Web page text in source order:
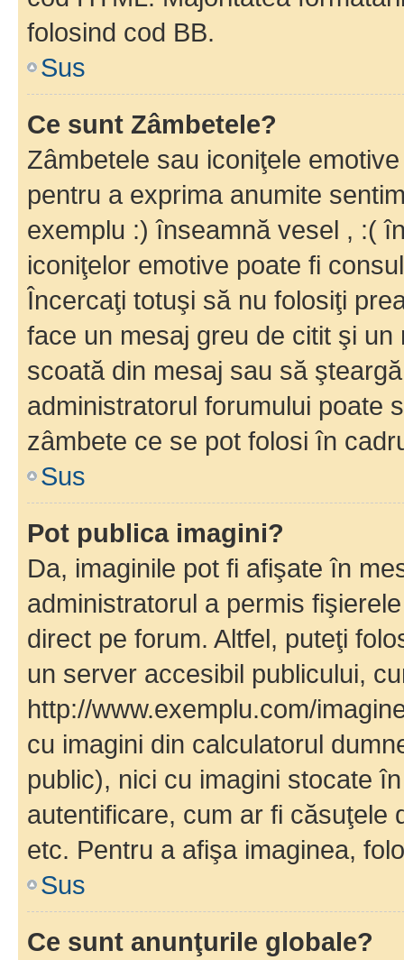
folosind cod BB.
Sus
Ce sunt Zâmbetele?
Zâmbetele sau iconiţele
pentru a exprima anumite
exemplu :) înseamnă vesel , :(
iconiţelor emotive poate fi
Încercaţi totuşi să nu folosiţi
face un mesaj greu de citit şi
scoată din mesaj sau să
administratorul forumului poate
zâmbete ce se pot folosi în
Sus
Pot publica imagini?
Da, imaginile pot fi afişate în
administratorul a permis
direct pe forum. Altfel, puteţi
un server accesibil publicului,
http://www.exemplu.com/
cu imagini din calculatorul
public), nici cu imagini stocate
autentificare, cum ar fi căsuţele
etc. Pentru a afişa imaginea,
Sus
Ce sunt anunţurile globale?